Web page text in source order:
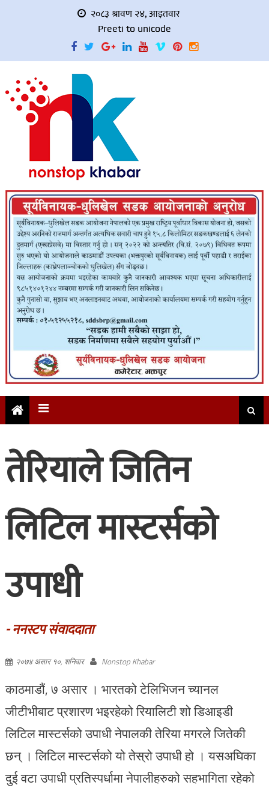
२०८३ श्रावण २४, आइतवार
Preeti to unicode
तेरियाले जितिन
लिटिल मास्टर्सको
उपाधी
- ननस्टप संवाददाता
२०७४ असार १०, शनिवार Nonstop Khabar
काठमाडौं, ७ असार । भारतको टेलिभिजन च्यानल
जीटीभीबाट प्रशारण भइरहेको रियालिटी शो डिआइडी
लिटिल मास्टर्सको उपाधी नेपालकी तेरिया मगरले जितेकी
छन् । लिटिल मास्टर्सको यो तेस्रो उपाधी हो । यसअघिका
दुई वटा उपाधी प्रतिस्पर्धामा नेपालीहरुको सहभागिता रहेको